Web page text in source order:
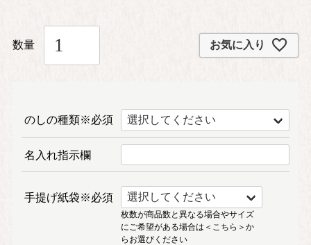
お気に入り
のしの種類※必須
名入れ指示欄
手提げ紙袋※必須
枚数が商品数と異なる場合やサイズ
にご希望がある場合は ＜こちら＞か
らお選びください